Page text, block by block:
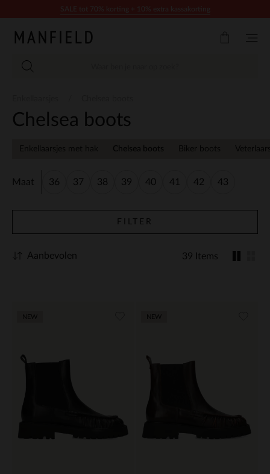
Chelsea boots
Enkellaarsjes met hak Chelsea boots Biker boots
Maat 36 37 38 39 40 41 42 43
FILTER
39 Items
Aanbevolen